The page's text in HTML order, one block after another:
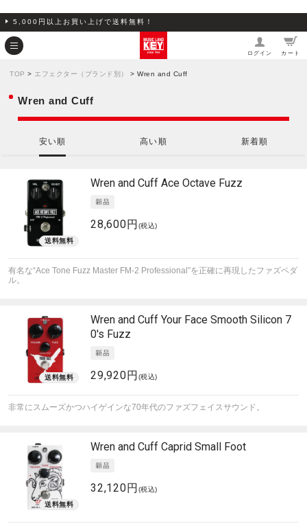
5,000円以上お買い上げで送料無料！
ログイン カート
TOP > エフェクター（ブランド別） > Wren and Cuff
Wren and Cuff
安い順 高い順 新着順
Wren and Cuff Ace Octave Fuzz
28,600円 (税込)
有名な“Ace Tone Fuzz Master FM-2 Professional”を正確に再現したファズペダ
ル。
Wren and Cuff Your Face Smooth Silicon 7
0's Fuzz
29,920円 (税込)
非常にスムーズかつハイゲインな70年代のファズフェイスサウンド。
Wren and Cuff Caprid Small Foot
32,120円 (税込)